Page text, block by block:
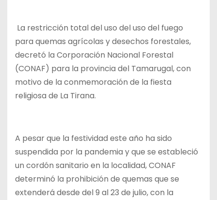
La restricción total del uso del uso del fuego
para quemas agrícolas y desechos forestales,
decretó la Corporación Nacional Forestal
(CONAF) para la provincia del Tamarugal, con
motivo de la conmemoración de la fiesta
religiosa de La Tirana.
A pesar que la festividad este año ha sido
suspendida por la pandemia y que se estableció
un cordón sanitario en la localidad, CONAF
determinó la prohibición de quemas que se
extenderá desde del 9 al 23 de julio, con la